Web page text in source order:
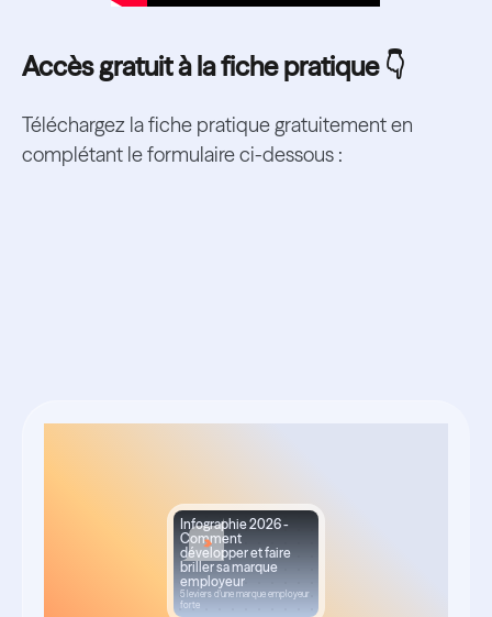
Accès gratuit à la fiche pratique 👇
Téléchargez la fiche pratique gratuitement en
complétant le formulaire ci-dessous :
Infographie 2026 -
Comment
développer et faire
briller sa marque
employeur
5 leviers d'une marque employeur
forte